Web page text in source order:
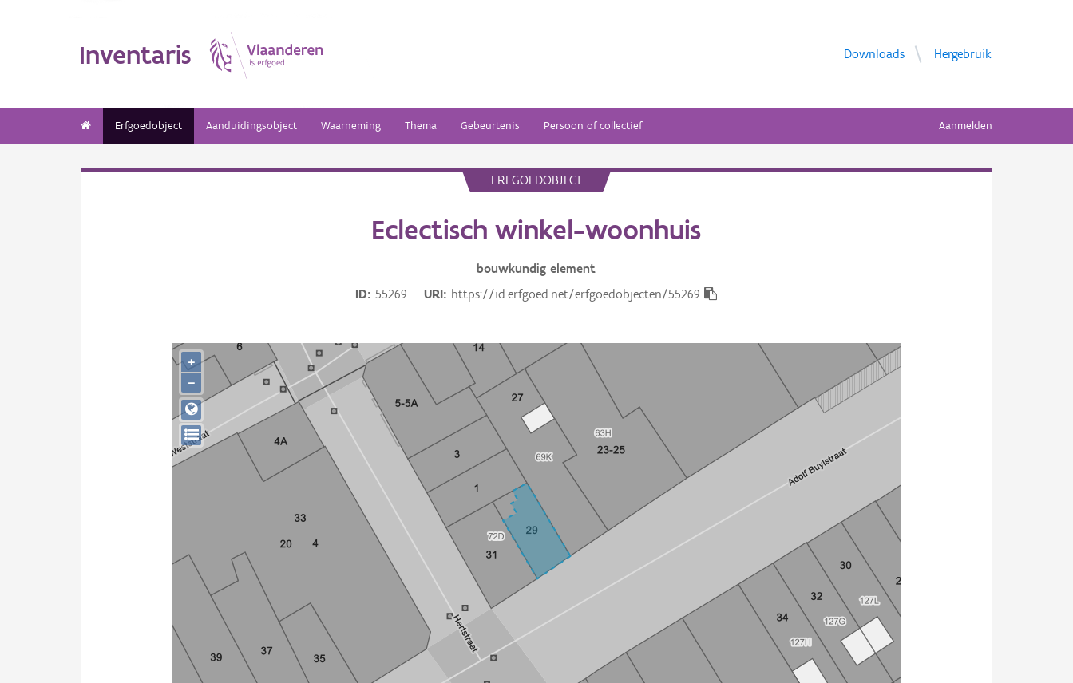
Inventaris Downloads Hergebruik
Erfgoedobject Aanduidingsobject Waarneming Thema Gebeurtenis Persoon of collectief Aanmelden
ERFGOEDOBJECT
Eclectisch winkel-woonhuis
bouwkundig element
ID
55269 URI https://id.erfgoed.net/erfgoedobjecten/55269
+
−